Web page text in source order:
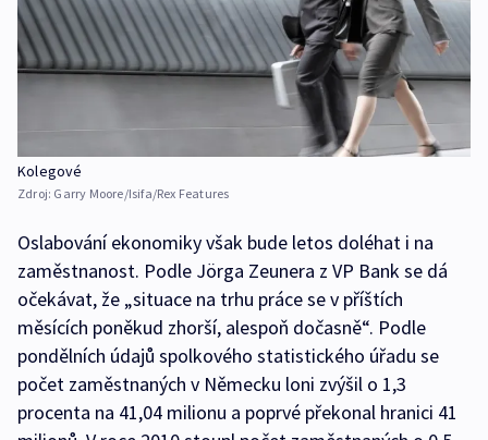
Kolegové
Zdroj: Garry Moore/Isifa/Rex Features
Oslabování ekonomiky však bude letos doléhat i na
zaměstnanost. Podle Jörga Zeunera z VP Bank se dá
očekávat, že „situace na trhu práce se v příštích
měsících poněkud zhorší, alespoň dočasně“. Podle
pondělních údajů spolkového statistického úřadu se
počet zaměstnaných v Německu loni zvýšil o 1,3
procenta na 41,04 milionu a poprvé překonal hranici 41